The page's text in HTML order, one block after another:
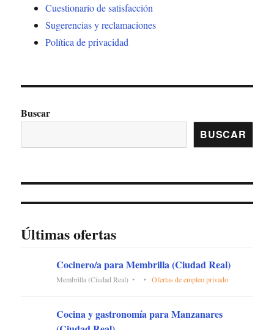
Cuestionario de satisfacción
Sugerencias y reclamaciones
Política de privacidad
Buscar
BUSCAR
Últimas ofertas
Cocinero/a para Membrilla (Ciudad Real)
Membrilla (Ciudad Real) Ofertas de empleo privado
Cocina y gastronomía para Manzanares